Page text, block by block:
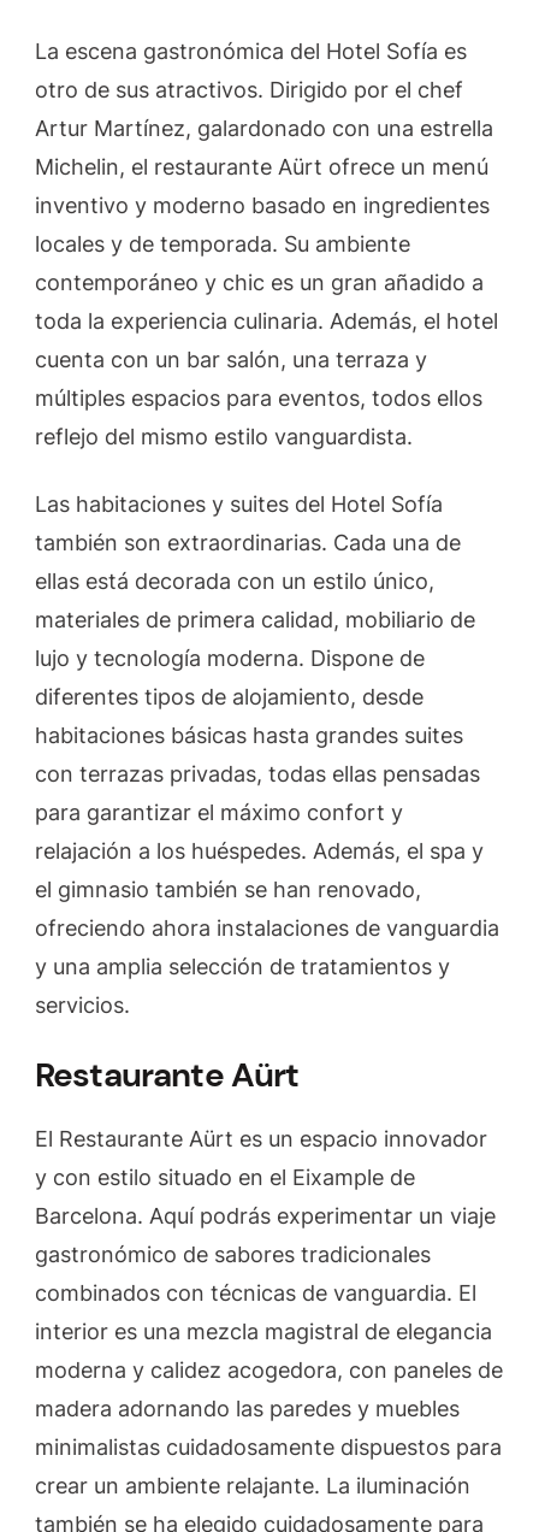
La escena gastronómica del Hotel Sofía es
otro de sus atractivos. Dirigido por el chef
Artur Martínez, galardonado con una estrella
Michelin, el restaurante Aürt ofrece un menú
inventivo y moderno basado en ingredientes
locales y de temporada. Su ambiente
contemporáneo y chic es un gran añadido a
toda la experiencia culinaria. Además, el hotel
cuenta con un bar salón, una terraza y
múltiples espacios para eventos, todos ellos
reflejo del mismo estilo vanguardista.
Las habitaciones y suites del Hotel Sofía
también son extraordinarias. Cada una de
ellas está decorada con un estilo único,
materiales de primera calidad, mobiliario de
lujo y tecnología moderna. Dispone de
diferentes tipos de alojamiento, desde
habitaciones básicas hasta grandes suites
con terrazas privadas, todas ellas pensadas
para garantizar el máximo confort y
relajación a los huéspedes. Además, el spa y
el gimnasio también se han renovado,
ofreciendo ahora instalaciones de vanguardia
y una amplia selección de tratamientos y
servicios.
Restaurante Aürt
El Restaurante Aürt es un espacio innovador
y con estilo situado en el Eixample de
Barcelona. Aquí podrás experimentar un viaje
gastronómico de sabores tradicionales
combinados con técnicas de vanguardia. El
interior es una mezcla magistral de elegancia
moderna y calidez acogedora, con paneles de
madera adornando las paredes y muebles
minimalistas cuidadosamente dispuestos para
crear un ambiente relajante. La iluminación
también se ha elegido cuidadosamente para